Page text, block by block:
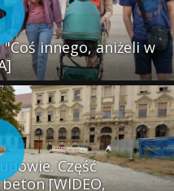
innego, aniżeli w
Część
[WIDEO,